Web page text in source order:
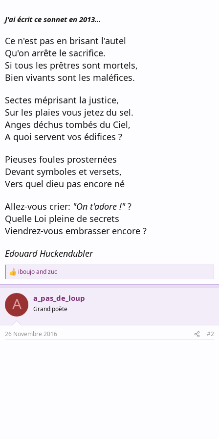
J'ai écrit ce sonnet en 2013...
Ce n'est pas en brisant l'autel
Qu'on arrête le sacrifice.
Si tous les prêtres sont mortels,
Bien vivants sont les maléfices.
Sectes méprisant la justice,
Sur les plaies vous jetez du sel.
Anges déchus tombés du Ciel,
A quoi servent vos édifices ?
Pieuses foules prosternées
Devant symboles et versets,
Vers quel dieu pas encore né
Allez-vous crier: "On t'adore !"?
Quelle Loi pleine de secrets
Viendrez-vous embrasser encore ?
Edouard Huckendubler
R
e
a
c
i
s
iboujoandzuc
A a_pas_de_loup
Grand poète
26 Novembre 2016 #2